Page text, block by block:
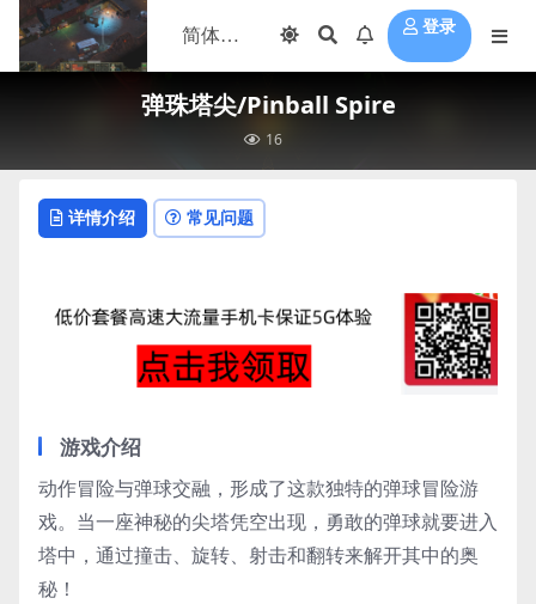
登录
弹珠塔尖/Pinball Spire
16
详情介绍 常见问题
游戏介绍
动作冒险与弹球交融，形成了这款独特的弹球冒险游
戏。当一座神秘的尖塔凭空出现，勇敢的弹球就要进入
塔中，通过撞击、旋转、射击和翻转来解开其中的奥
秘！